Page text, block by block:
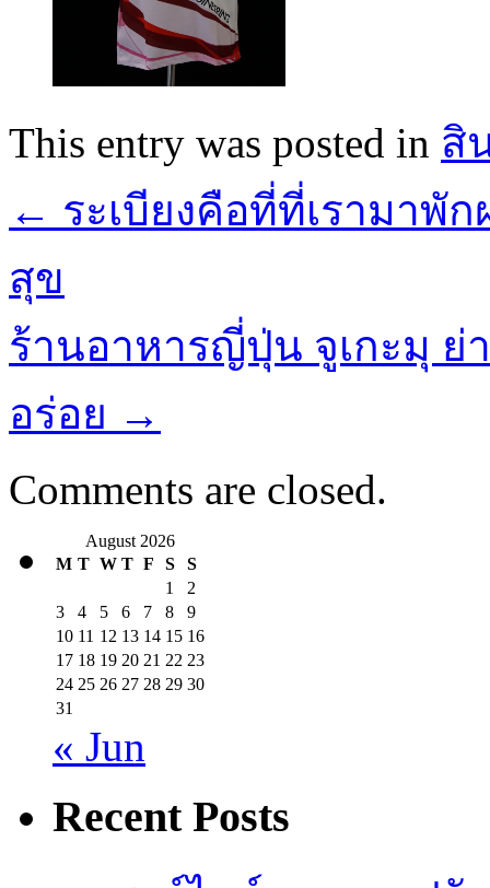
This entry was posted in สิ
← ระเบียงคือที่ที่เรามาพั
สุข
ร้านอาหารญี่ปุ่น จูเกะมุ ย่
อร่อย →
Comments are closed.
August 2026
M T W T F S
S
1
2
3
4 5 6 7 8
9
10 11 12 13 14 15 16
17 18 19 20 21 22 23
24 25 26 27 28 29 30
31
« Jun
Recent Posts